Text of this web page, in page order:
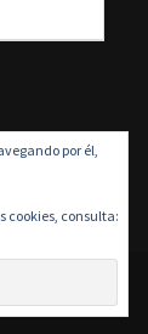
por él,
cookies, consulta: